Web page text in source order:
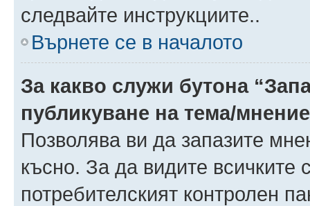
следвайте инструкциите..
Върнете се в началото
За какво служи бутона
публикуване на тема/
Позволява ви да запазите
късно. За да видите всичките
потребителският контролен